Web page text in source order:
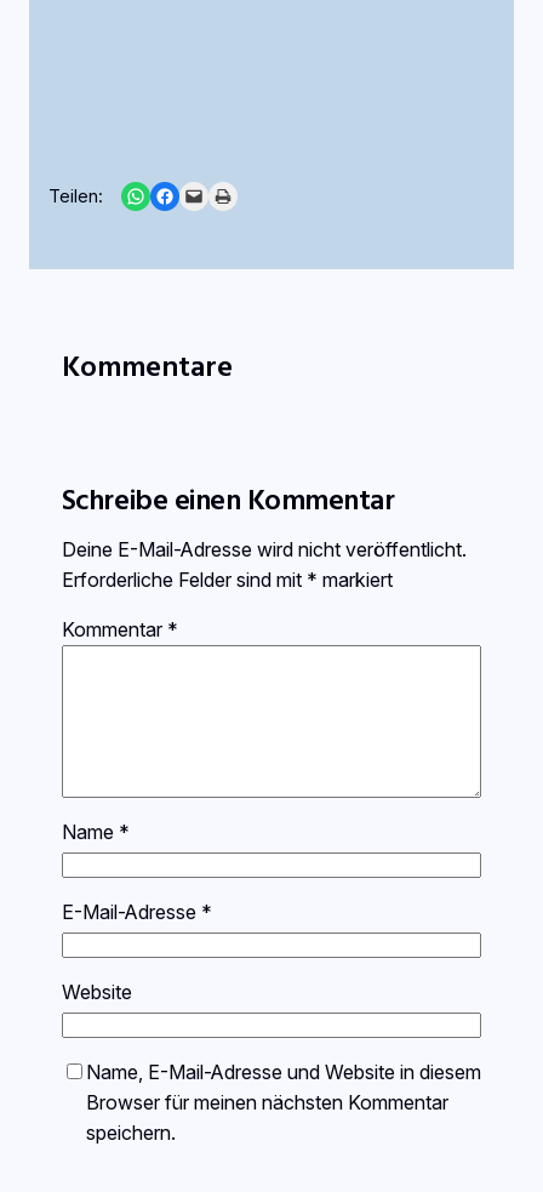
Teilen: Share on WhatsApp
Share on Facebook
Email this PagePrint this Page
Kommentare
Schreibe einen Kommentar
Deine E-Mail-Adresse wird nicht veröffentlicht.
Erforderliche Felder sind mit * markiert
Kommentar *
Name *
E-Mail-Adresse *
Website
Name, E-Mail-Adresse und Website in diesem
Browser für meinen nächsten Kommentar
speichern.